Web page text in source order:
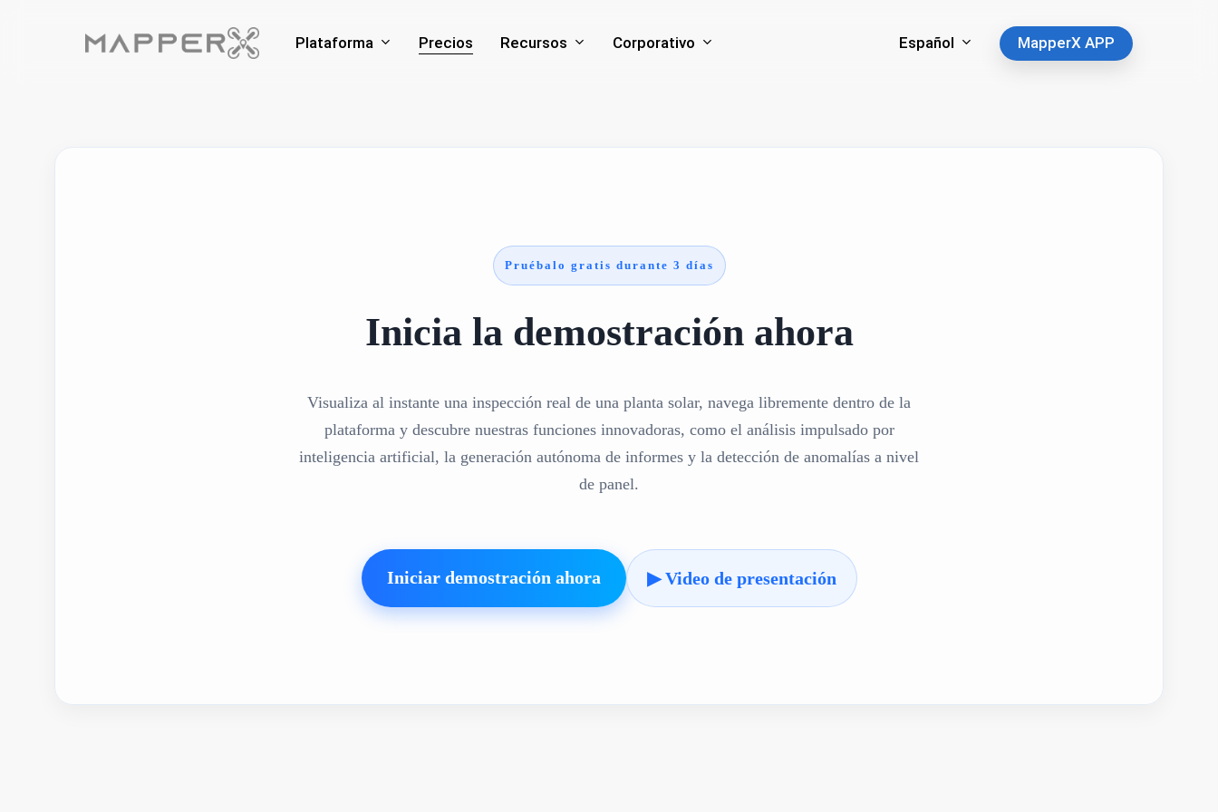
Plataforma Precios Recursos Corporativo Español MapperX APP
Pruébalo gratis durante 3 días
Inicia la demostración ahora
Visualiza al instante una inspección real de una planta solar, navega libremente dentro de la
plataforma y descubre nuestras funciones innovadoras, como el análisis impulsado por
inteligencia artificial, la generación autónoma de informes y la detección de anomalías a nivel
de panel.
Iniciar demostración ahora ▶ Video de presentación